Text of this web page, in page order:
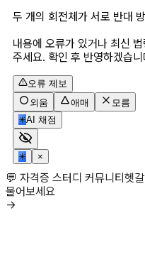
두 개의 회전체가 서로 반대
내용에 오류가 있거나 최신
주세요. 확인 후 반영하겠습니
오류 제보
외움
애매
모름
✳AI 채점
✳ ×
💬 자격증 스터디 커뮤니티헷
물어보세요
→